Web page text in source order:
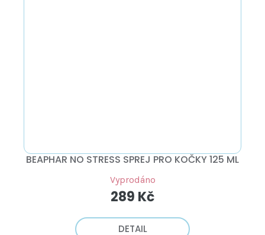
BEAPHAR NO STRESS SPREJ PRO KOČKY 125 ML
Vyprodáno
289 Kč
DETAIL